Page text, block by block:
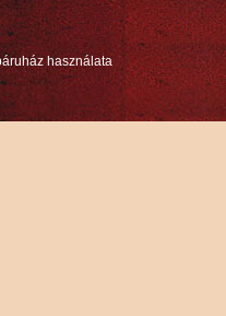
használata